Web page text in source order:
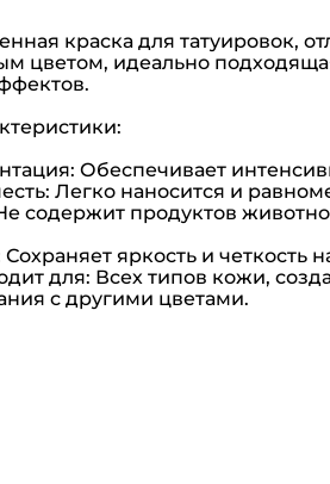
краска для татуировок,
цветом, идеально
Обеспечивает
Легко наносится и
содержит продуктов
Сохраняет яркость и
для: Всех типов кожи,
с другими цветами.